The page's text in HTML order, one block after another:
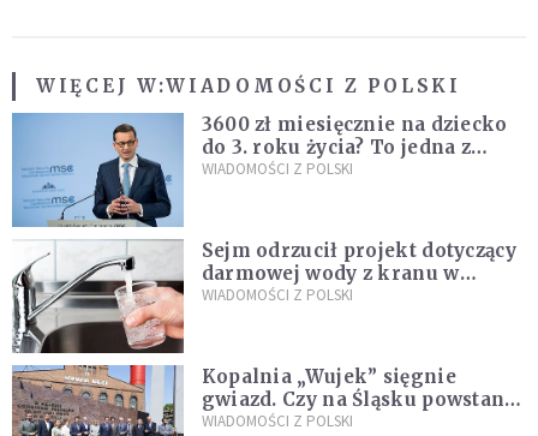
WIĘCEJ W:WIADOMOŚCI Z POLSKI
3600 zł miesięcznie na dziecko
do 3. roku życia? To jedna z
propozycji programu "Rozwój
WIADOMOŚCI Z POLSKI
Sejm odrzucił projekt dotyczący
darmowej wody z kranu w
restauracjach
WIADOMOŚCI Z POLSKI
Kopalnia „Wujek” sięgnie
gwiazd. Czy na Śląsku powstanie
„Dolina Krzemowa”?
WIADOMOŚCI Z POLSKI